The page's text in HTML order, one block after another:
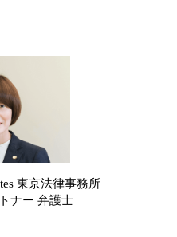
東京法律事務所
ナー 弁護士